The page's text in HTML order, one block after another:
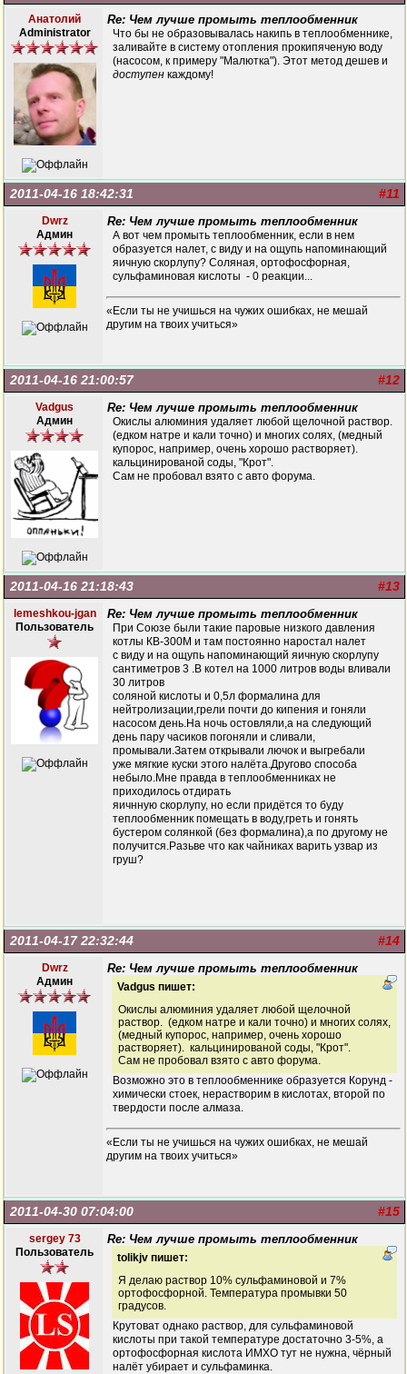
Анатолий
Administrator
Re: Чем лучше промыть теплообменник
Что бы не образовывалась накипь в теплообменнике,
заливайте в систему отопления прокипяченую воду
(насосом, к примеру "Малютка"). Этот метод дешев и
доступен каждому!
#11
2011-04-16 18:42:31
Dwrz
Админ
Re: Чем лучше промыть теплообменник
А вот чем промыть теплообменник, если в нем
образуется налет, с виду и на ощупь напоминающий
яичную скорлупу? Соляная, ортофосфорная,
сульфаминовая кислоты - 0 реакции...
«Если ты не учишься на чужих ошибках, не мешай
другим на твоих учиться»
#12
2011-04-16 21:00:57
Vadgus
Админ
Re: Чем лучше промыть теплообменник
Окислы алюминия удаляет любой щелочной раствор.
(едком натре и кали точно) и многих солях, (медный
купорос, например, очень хорошо растворяет).
кальцинированой соды, "Крот".
Сам не пробовал взято с авто форума.
#13
2011-04-16 21:18:43
lemeshkou-jgan
Пользователь
Re: Чем лучше промыть теплообменник
При Союзе были такие паровые низкого давления
котлы КВ-300М и там постоянно наростал налет
с виду и на ощупь напоминающий яичную скорлупу
сантиметров 3 .В котел на 1000 литров воды вливали
30 литров
соляной кислоты и 0,5л формалина для
нейтролизации,грели почти до кипения и гоняли
насосом день.На ночь остовляли,а на следующий
день пару часиков погоняли и сливали,
промывали.Затем открывали лючок и выгребали
уже мягкие куски этого налёта.Другово способа
небыло.Мне правда в теплообменниках не
приходилось отдирать
яичнную скорлупу, но если придётся то буду
теплообменник помещать в воду,греть и гонять
бустером солянкой (без формалина),а по другому не
получится.Разьве что как чайниках варить узвар из
груш?
#14
2011-04-17 22:32:44
Dwrz
Админ
Re: Чем лучше промыть теплообменник
Vadgus пишет:
Окислы алюминия удаляет любой щелочной
раствор. (едком натре и кали точно) и многих солях,
(медный купорос, например, очень хорошо
растворяет). кальцинированой соды, "Крот".
Сам не пробовал взято с авто форума.
Возможно это в теплообменнике образуется Корунд -
химически стоек, нерастворим в кислотах, второй по
твердости после алмаза.
«Если ты не учишься на чужих ошибках, не мешай
другим на твоих учиться»
#15
2011-04-30 07:04:00
sergey 73
Пользователь
Re: Чем лучше промыть теплообменник
tolikjv пишет:
Я делаю раствор 10% сульфаминовой и 7%
ортофосфорной. Температура промывки 50
градусов.
Крутоват однако раствор, для сульфаминовой
кислоты при такой температуре достаточно 3-5%, а
ортофосфорная кислота ИМХО тут не нужна, чёрный
налёт убирает и сульфаминка.